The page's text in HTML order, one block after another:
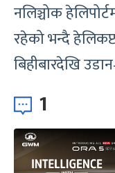
नलिञ्चोक
रहेको भन्दै
बिहीबारदेखि
1